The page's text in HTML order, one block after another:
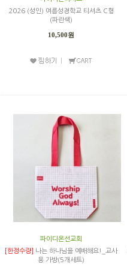
2026 (성인) 여름성경학교 티셔츠 C형
(파란색)
10,500원
파이디온선교회
[한정수량]
나는 하나님을 예배해요!_교사
용 가방(5개세트)